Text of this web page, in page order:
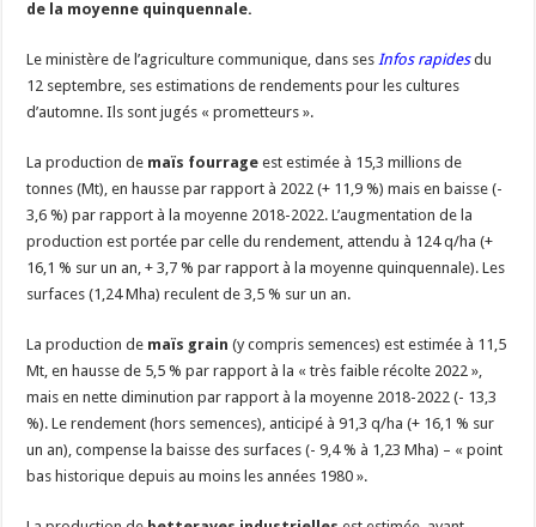
de la moyenne quinquennale.
Le ministère de l’agriculture communique, dans sesInfos rapidesdu
12 septembre, ses estimations de rendements pour les cultures
d’automne. Ils sont jugés « prometteurs ».
La production de maïs fourrage est estimée à 15,3 millions de
tonnes (Mt), en hausse par rapport à 2022 (+ 11,9 %) mais en baisse (-
3,6 %) par rapport à la moyenne 2018-2022. L’augmentation de la
production est portée par celle du rendement, attendu à 124 q/ha (+
16,1 % sur un an, + 3,7 % par rapport à la moyenne quinquennale). Les
surfaces (1,24 Mha) reculent de 3,5 % sur un an.
La production de maïs grain (y compris semences) est estimée à 11,5
Mt, en hausse de 5,5 % par rapport à la « très faible récolte 2022 »,
mais en nette diminution par rapport à la moyenne 2018-2022 (- 13,3
%). Le rendement (hors semences), anticipé à 91,3 q/ha (+ 16,1 % sur
un an), compense la baisse des surfaces (- 9,4 % à 1,23 Mha) – « point
bas historique depuis au moins les années 1980 ».